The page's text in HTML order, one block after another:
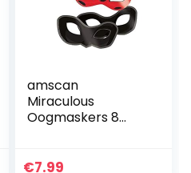
amscan
Miraculous
Oogmaskers 8
€7.99